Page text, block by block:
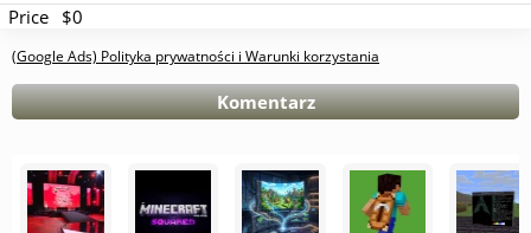
Price $0
(Google Ads) Polityka prywatności i Warunki korzystania
Komentarz